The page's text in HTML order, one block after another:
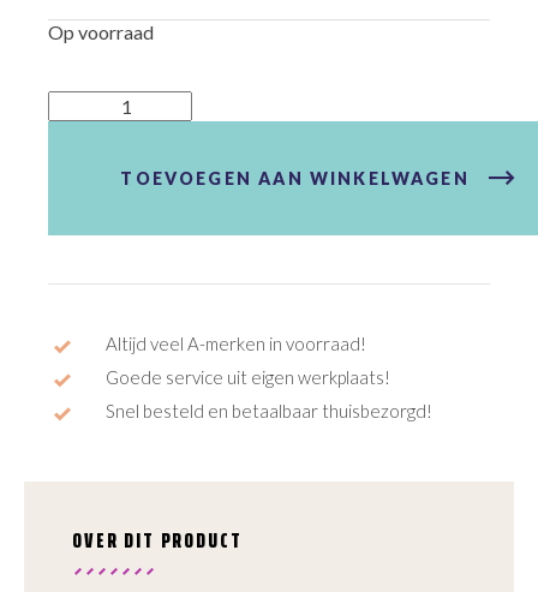
Op voorraad
Achterlicht
Airy
TOEVOEGEN AAN WINKELWAGEN
Altijd veel A-merken in voorraad!
Goede service uit eigen werkplaats!
Snel besteld en betaalbaar thuisbezorgd!
OVER DIT PRODUCT